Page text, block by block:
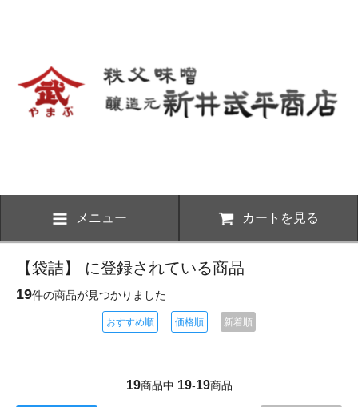
メニュー カートを見る
【袋詰】 に登録されている商品
19件の商品が見つかりました
おすすめ順 価格順 新着順
19商品中 19-19商品